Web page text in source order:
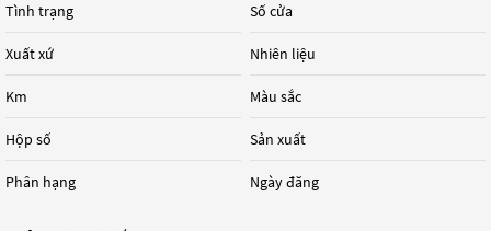
Tình trạng
Xuất xứ
Km
Hộp số
Phân hạng
Số cửa
Nhiên liệu
Màu sắc
Sản xuất
Ngày đăng